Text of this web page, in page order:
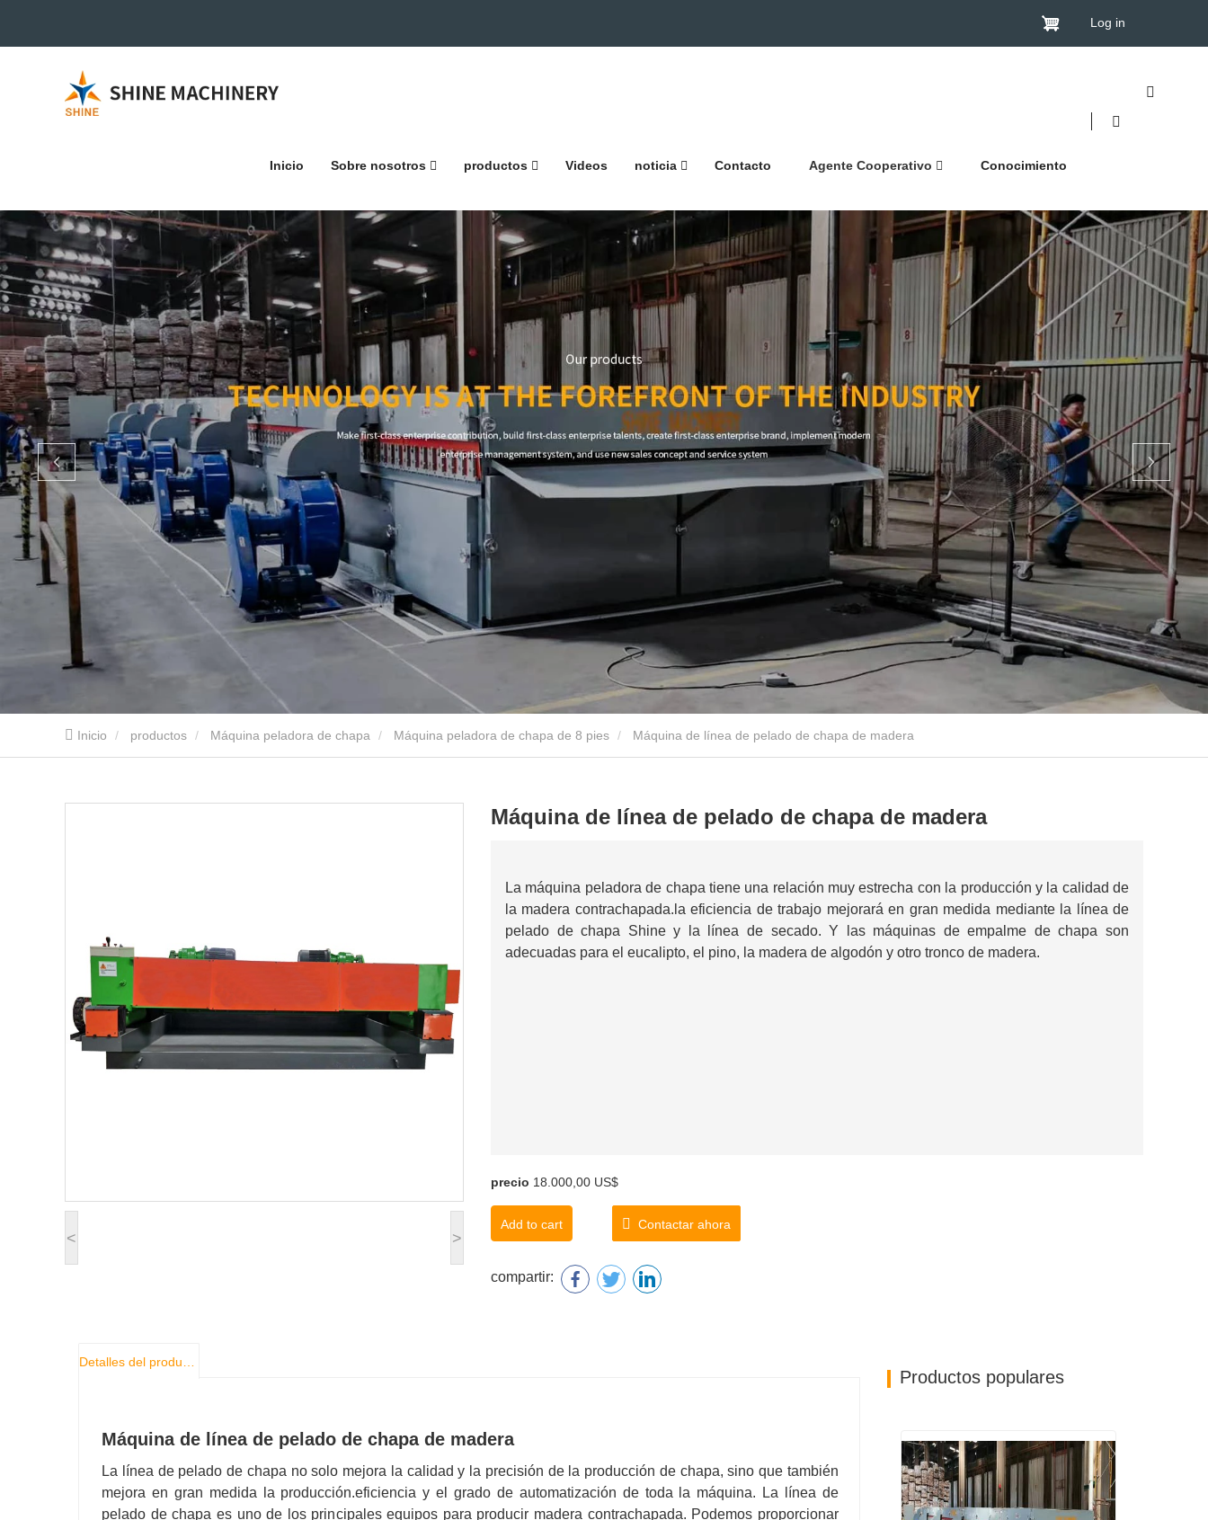
Log in
Inicio Sobre nosotros productos Videos noticia Contacto Agente Cooperativo Conocimiento
Inicio productos Máquina peladora de chapa Máquina peladora de chapa de 8 pies Máquina de línea de pelado de chapa de madera
< >
Máquina de línea de pelado de chapa de madera
La máquina peladora de chapa tiene una relación muy estrecha con la producción y la calidad de
la madera contrachapada.la eficiencia de trabajo mejorará en gran medida mediante la línea de
pelado de chapa Shine y la línea de secado. Y las máquinas de empalme de chapa son
adecuadas para el eucalipto, el pino, la madera de algodón y otro tronco de madera.
precio 18.000,00 US$
Add to cart Contactar ahora
compartir:
Detalles del producto
Máquina de línea de pelado de chapa de madera
La línea de pelado de chapa no solo mejora la calidad y la precisión de la producción de chapa, sino que también
mejora en gran medida la producción.eficiencia y el grado de automatización de toda la máquina. La línea de
pelado de chapa es uno de los principales equipos para producir madera contrachapada. Podemos proporcionar
Productos populares